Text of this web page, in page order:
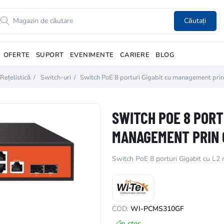
Căutați
OFERTE SUPORT EVENIMENTE CARIERE BLOG
Rețelistică / Switch-uri / Switch PoE 8 porturi Gigabit cu management
SWITCH POE 8
MANAGEMENT PRIN
Switch PoE 8 porturi Gigabit cu L2
COD: WI-PCMS310GF